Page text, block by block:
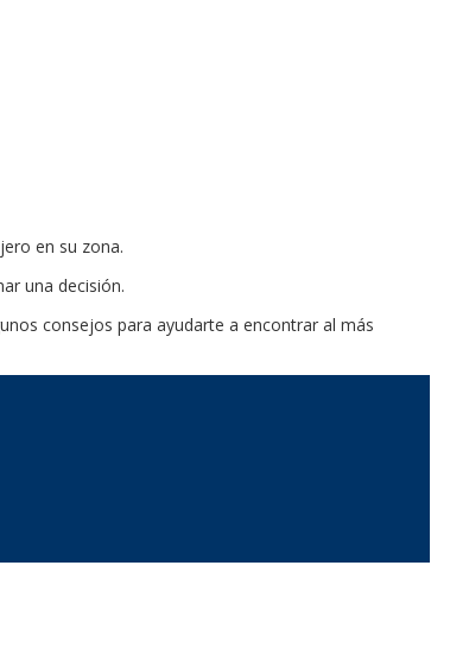
en su zona.
una decisión.
consejos para ayudarte a encontrar al más